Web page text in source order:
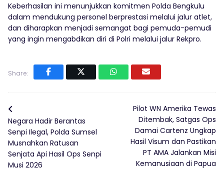
Keberhasilan ini menunjukkan komitmen Polda Bengkulu
dalam mendukung personel berprestasi melalui jalur atlet,
dan diharapkan menjadi semangat bagi pemuda-pemudi
yang ingin mengabdikan diri di Polri melalui jalur Rekpro.
Share:
Negara Hadir Berantas
Senpi Ilegal, Polda Sumsel
Musnahkan Ratusan
Senjata Api Hasil Ops Senpi
Musi 2026
Pilot WN Amerika Tewas
Ditembak, Satgas Ops
Damai Cartenz Ungkap
Hasil Visum dan Pastikan
PT AMA Jalankan Misi
Kemanusiaan di Papua